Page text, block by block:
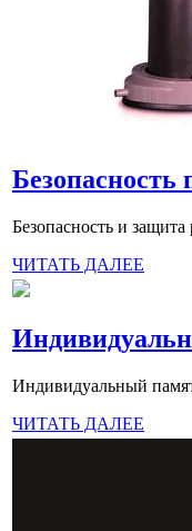
Безопасность
Безопасность и
ЧИТАТЬ ДАЛЕЕ
Индивидуальный
ЧИТАТЬ ДАЛЕЕ